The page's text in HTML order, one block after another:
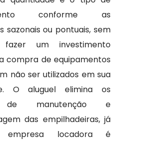
conforme as
sazonais ou pontuais, sem
fazer um investimento
compra de equipamentos
não ser utilizados em sua
O aluguel elimina os
de manutenção e
das empilhadeiras, já
locadora é